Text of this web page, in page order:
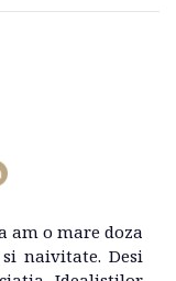
am o mare doza
naivitate. Desi